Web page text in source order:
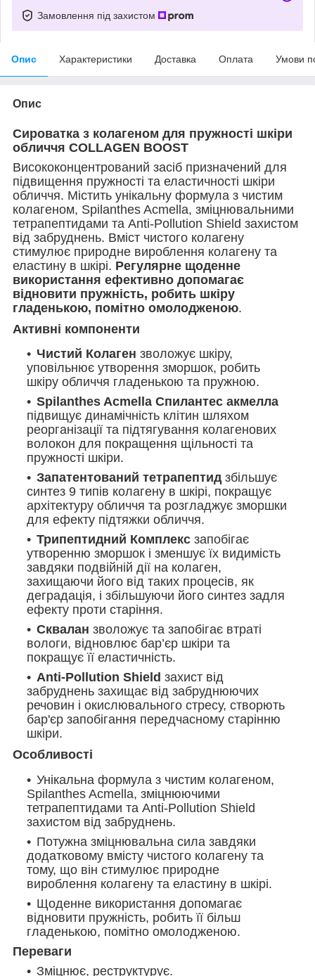
Замовлення під захистом
Опис Характеристики Доставка Оплата Умови
Опис
Сироватка з колагеном для пружності шкіри
обличчя COLLAGEN BOOST
Висококонцентрований засіб призначений для
підвищення пружності та еластичності шкіри
обличчя. Містить унікальну формула з чистим
колагеном, Spilanthes Acmella, зміцнювальними
тетрапептидами та Anti-Pollution Shield захистом
від забруднень. Вміст чистого колагену
стимулює природне вироблення колагену та
еластину в шкірі. Регулярне щоденне
використання ефективно допомагає
відновити пружність, робить шкіру
гладенькою, помітно омолодженою.
Активні компоненти
Чистий Колаген зволожує шкіру,
уповільнює утворення зморшок, робить
шкіру обличчя гладенькою та пружною.
Spilanthes Acmella Спилантес акмелла
підвищує динамічність клітин шляхом
реорганізації та підтягування колагенових
волокон для покращення щільності та
пружності шкіри.
Запатентований тетрапептид збільшує
синтез 9 типів колагену в шкірі, покращує
архітектуру обличчя та розгладжує зморшки
для ефекту підтяжки обличчя.
Трипептидний Комплекс запобігає
утворенню зморшок і зменшує їх видимість
завдяки подвійній дії на колаген,
захищаючи його від таких процесів, як
деградація, і збільшуючи його синтез задля
ефекту проти старіння.
Сквалан зволожує та запобігає втраті
вологи, відновлює бар’єр шкіри та
покращує її еластичність.
Anti-Pollution Shield захист від
забруднень захищає від забруднюючих
речовин і окислювального стресу, створють
бар'єр запобігання передчасному старінню
шкіри.
Особливості
Унікальна формула з чистим колагеном,
Spilanthes Acmella, зміцнюючими
тетрапептидами та Anti-Pollution Shield
захистом від забруднень.
Потужна зміцнювальна сила завдяки
додатковому вмісту чистого колагену та
тому, що він стимулює природне
вироблення колагену та еластину в шкірі.
Щоденне використання допомагає
відновити пружність, робить її більш
гладенькою, помітно омолодженою.
Переваги
Зміцнює, реструктурує.